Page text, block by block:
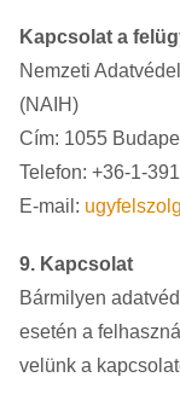
Kapcsolat a
Nemzeti
(NAIH)
Cím: 1055
Telefon: +36-1-
E-mail:
9. Kapcsolat
Bármilyen
esetén a
velünk a